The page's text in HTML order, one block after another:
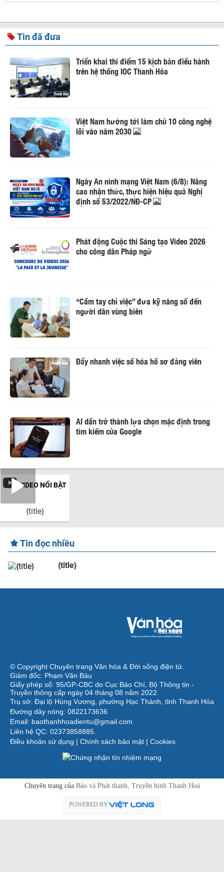
Tin đã đưa
Triển khai thí điểm 15 kịch bản điều hành
trên hệ thống IOC Thanh Hóa
Việt Nam hướng tới làm chủ 10 công nghệ
lõi vào năm 2030
Ngày An ninh mạng Việt Nam (6/8): Nâng
cao nhận thức, thực hiện hiệu quả Nghị
định số 53/2022/NĐ-CP
Phát động Cuộc thi Sáng tạo Video 2026
cho công dân Pháp ngữ
“Cầm tay chỉ việc” đưa kỹ năng số đến
người dân vùng biên
Đẩy nhanh việc số hóa hồ sơ đảng viên
AI dần trở thành lựa chọn mặc định trong
tìm kiếm của Google
VIDEO NỔI BẬT
{title}
Tin đọc nhiều
{title}
© Copyright Chuyên trang Văn hóa & Đời sống điện tử.
Giám đốc: Phạm Văn Báu
Giấy phép số: 95/GP-CBC do Cục Báo Chí, Bộ Thông tin -
Truyền thông cấp ngày 04 tháng 08 năm 2022.
Trụ sở: Đại lộ Hùng Vương, phường Hạc Thành, tỉnh Thanh Hóa
Đường dây nóng: 0822173636
Email: baothanhhoadientu@gmail.com
Liên hệ QC: 02373858885.
Điều khoản sử dụng | Chính sách bảo mật | Cookies
Chuyên trang của Báo và Phát thanh, Truyền hình Thanh Hoá
POWERED BY